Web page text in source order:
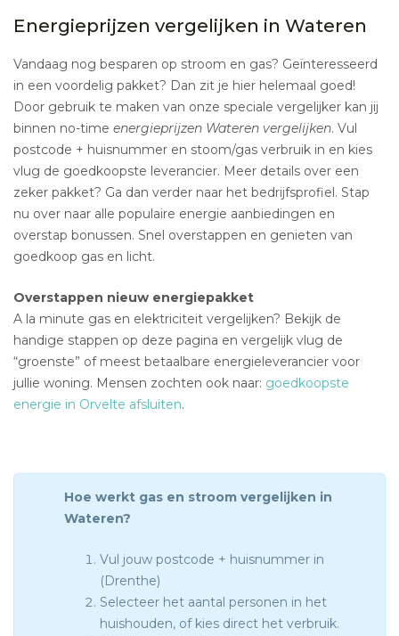
Energieprijzen vergelijken in Wateren
Vandaag nog besparen op stroom en gas? Geïnteresseerd
in een voordelig pakket? Dan zit je hier helemaal goed!
Door gebruik te maken van onze speciale vergelijker kan jij
binnen no-time energieprijzen Wateren vergelijken. Vul
postcode + huisnummer en stoom/gas verbruik in en kies
vlug de goedkoopste leverancier. Meer details over een
zeker pakket? Ga dan verder naar het bedrijfsprofiel. Stap
nu over naar alle populaire energie aanbiedingen en
overstap bonussen. Snel overstappen en genieten van
goedkoop gas en licht.
Overstappen nieuw energiepakket
A la minute gas en elektriciteit vergelijken? Bekijk de
handige stappen op deze pagina en vergelijk vlug de
“groenste” of meest betaalbare energieleverancier voor
jullie woning. Mensen zochten ook naar: goedkoopste
energie in Orvelte afsluiten.
Hoe werkt gas en stroom vergelijken in
Wateren?
Vul jouw postcode + huisnummer in
(Drenthe)
Selecteer het aantal personen in het
huishouden, of kies direct het verbruik.